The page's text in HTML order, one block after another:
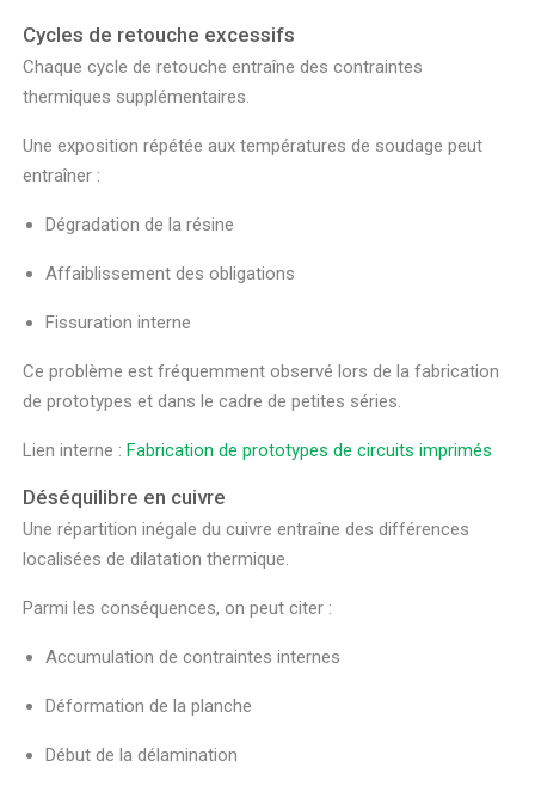
Cycles de retouche excessifs
Chaque cycle de retouche entraîne des contraintes
thermiques supplémentaires.
Une exposition répétée aux températures de soudage peut
entraîner :
Dégradation de la résine
Affaiblissement des obligations
Fissuration interne
Ce problème est fréquemment observé lors de la fabrication
de prototypes et dans le cadre de petites séries.
Lien interne :Fabrication de prototypes de circuits imprimés
Déséquilibre en cuivre
Une répartition inégale du cuivre entraîne des différences
localisées de dilatation thermique.
Parmi les conséquences, on peut citer :
Accumulation de contraintes internes
Déformation de la planche
Début de la délamination